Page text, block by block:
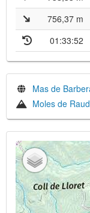
756,37 m
01:33:52
Mas de
Moles de